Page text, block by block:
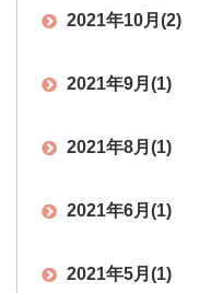
2021年10月 (2)
2021年9月 (1)
2021年8月 (1)
2021年6月 (1)
2021年5月 (1)